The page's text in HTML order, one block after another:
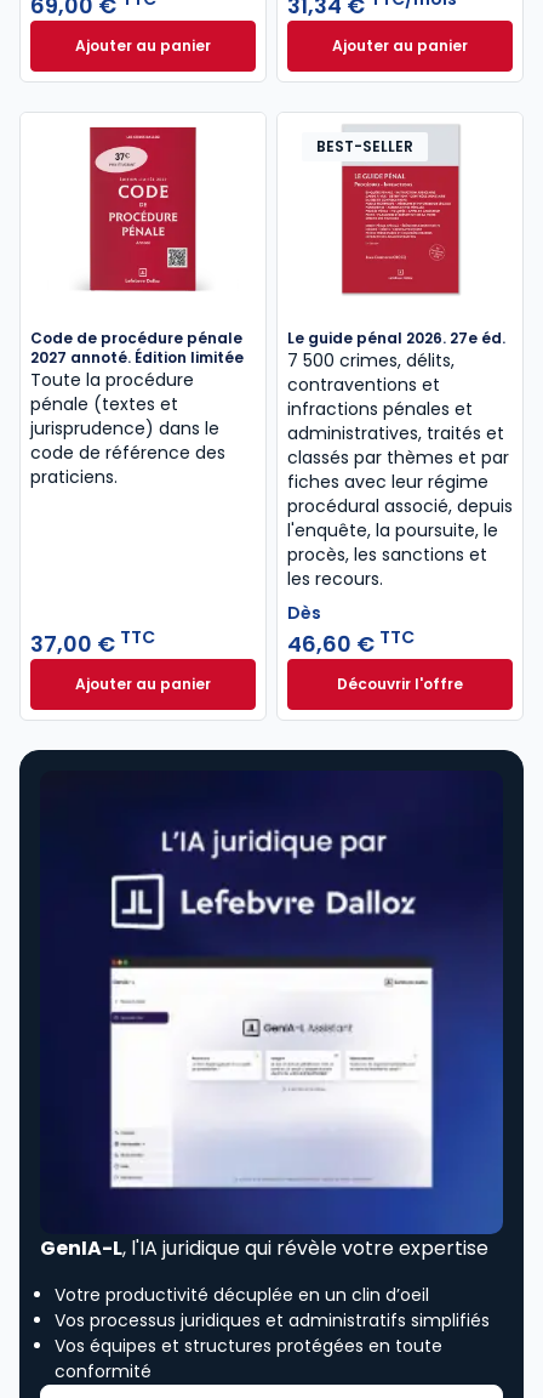
infractions et les règles relatives aux sanctions
pénales, pouvant aller jusqu’à la privation de liberté,
lorsqu’une personne est poursuivie dans le cadre
d’une procédure judiciaire ou disciplinaire,
notamment pour des infractions à caractère sexuel
ou de grande criminalité.
Voir toutes les sources spécial CRFPA,droit pénal,
procédure pénale
Ajouter au panierCode pénal 2027, annoté à 69,00 € TTC
Ajouter au panierAJ Pénal à 31,34 €
Code de procédure pénale
2027 annoté. Édition limitée
Toute la procédure
pénale (textes et
jurisprudence) dans le
code de référence des
praticiens.
37,00 € TTC
Ajouter au panierCode de procédure pénale 2027 annoté. Édition
BEST-SELLER
Le guide pénal 2026. 27e éd.
7 500 crimes, délits,
contraventions et
infractions pénales et
administratives, traités et
classés par thèmes et par
fiches avec leur régime
procédural associé, depuis
l'enquête, la poursuite, le
procès, les sanctions et
les recours.
Dès
46,60 € TTC
Découvrir l'offre
Le guide pénal
Dès
GenIA-L, l'IA juridique qui révèle votre expertise
Votre productivité décuplée en un clin d’oeil
Vos processus juridiques et administratifs simplifiés
Vos équipes et structures protégées en toute
conformité